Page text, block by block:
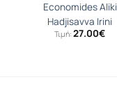
Economides Aliki
Hadjisavva Irini
Τιμή: 27.00€